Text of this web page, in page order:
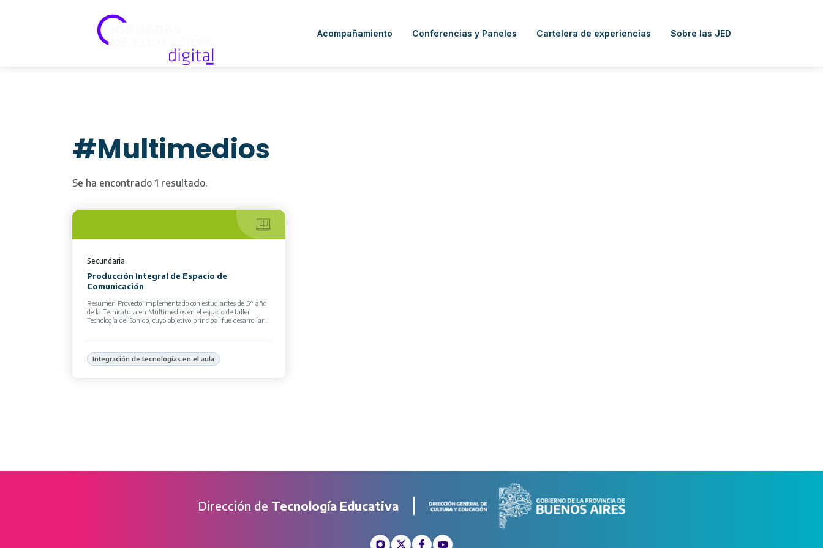
Acompañamiento Conferencias y Paneles Cartelera de experiencias Sobre las JED
#Multimedios
Se ha encontrado 1 resultado.
Secundaria
Producción Integral de Espacio de
Comunicación
Resumen Proyecto implementado con estudiantes de 5° año
de la Tecnicatura en Multimedios en el espacio de taller
Tecnología del Sonido, cuyo objetivo principal fue desarrollar
Integración de tecnologías en el aula
Dirección de Tecnología Educativa